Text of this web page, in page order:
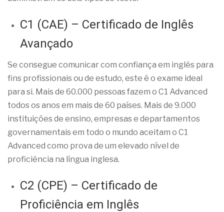
C1 (CAE) – Certificado de Inglês
Avançado
Se consegue comunicar com confiança em inglês para
fins profissionais ou de estudo, este é o exame ideal
para si. Mais de 60.000 pessoas fazem o C1 Advanced
todos os anos em mais de 60 países. Mais de 9.000
instituições de ensino, empresas e departamentos
governamentais em todo o mundo aceitam o C1
Advanced como prova de um elevado nível de
proficiência na língua inglesa.
C2 (CPE) – Certificado de
Proficiência em Inglês